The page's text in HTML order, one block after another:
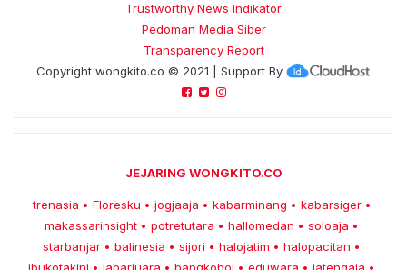
Trustworthy News Indikator
Pedoman Media Siber
Transparency Report
Copyright wongkito.co © 2021 | Support By
JEJARING WONGKITO.CO
trenasia • Floresku • jogjaaja • kabarminang • kabarsiger •
makassarinsight • potretutara • hallomedan • soloaja •
starbanjar • balinesia • sijori • halojatim • halopacitan •